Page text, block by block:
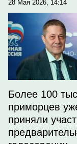
28 Мая 2026, 14:14
Более 100
приморцев
приняли